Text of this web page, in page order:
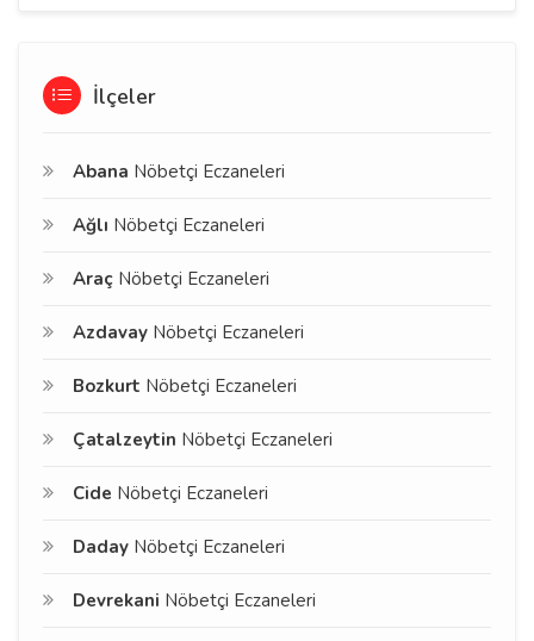
İlçeler
Abana Nöbetçi Eczaneleri
Ağlı Nöbetçi Eczaneleri
Araç Nöbetçi Eczaneleri
Azdavay Nöbetçi Eczaneleri
Bozkurt Nöbetçi Eczaneleri
Çatalzeytin Nöbetçi Eczaneleri
Cide Nöbetçi Eczaneleri
Daday Nöbetçi Eczaneleri
Devrekani Nöbetçi Eczaneleri